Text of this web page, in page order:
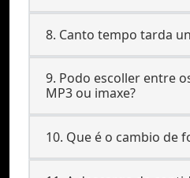
8. Canto tempo tarda
9. Podo escoller entre
MP3 ou imaxe?
10. Que é o cambio de